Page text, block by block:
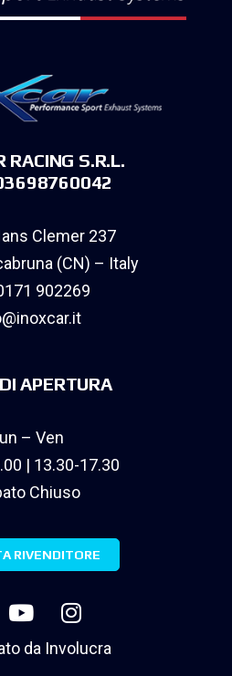
RACING S.R.L.
Clemer 237
(CN) – Italy
902269
APERTURA
– Ven
| 13.30-17.30
Chiuso
RIVENDITORE
da Involucra